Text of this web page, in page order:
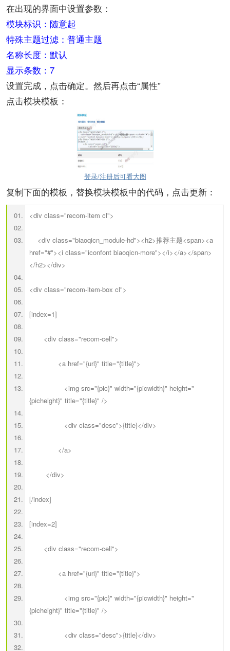
在出现的界面中设置参数：
模块标识：随意起
特殊主题过滤：普通主题
名称长度：默认
显示条数：7
设置完成，点击确定。然后再点击“属性”
点击模块模板：
登录/注册后可看大图
复制下面的模板，替换模块模板中的代码，点击更新：
<div class="recom-item cl">
<div class="biaoqicn_module-hd"><h2>推荐主题<span><a
href="#"><i class="iconfont biaoqicn-more"></i></a></span>
</h2></div>
<div class="recom-item-box cl">
[index=1]
<div class="recom-cell">
<a href="{url}" title="{title}">
<img src="{pic}" width="{picwidth}" height="
{picheight}" title="{title}" />
<div class="desc">{title}</div>
</a>
</div>
[/index]
[index=2]
<div class="recom-cell">
<a href="{url}" title="{title}">
<img src="{pic}" width="{picwidth}" height="
{picheight}" title="{title}" />
<div class="desc">{title}</div>